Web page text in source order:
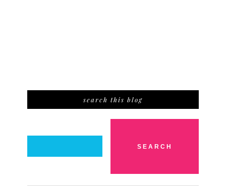
search this blog